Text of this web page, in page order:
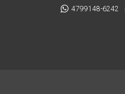
4799148-6242